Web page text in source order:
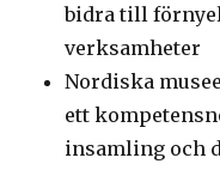
bidra till
verksamheter
Nordiska
ett
insamling och